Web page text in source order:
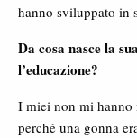
hanno sviluppato in
Da cosa nasce la
l’educazione?
I miei non mi hanno
perché una gonna